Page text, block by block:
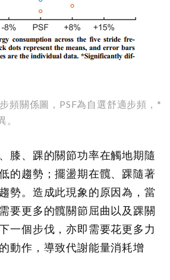
頻關係圖，PSF為自選舒適步頻，*
。
膝、踝的關節功率在觸地期隨
的趨勢；擺盪期在髖、踝隨著
勢。造成此現象的原因為，當
要更多的髖關節屈曲以及踝關
一個步伐，亦即需要花更多力
動作，導致代謝能量消耗增